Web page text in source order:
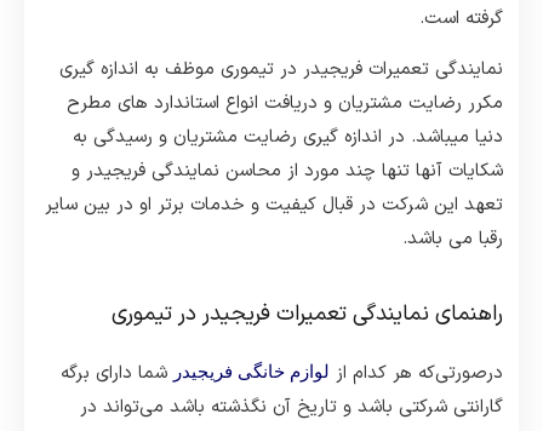
گرفته است.
نمایندگی تعمیرات فریجیدر در تیموری موظف به اندازه گیری
مکرر رضایت مشتریان و دریافت انواع استاندارد های مطرح
دنیا میباشد. در اندازه گیری رضایت مشتریان و رسیدگی به
شکایات آنها تنها چند مورد از محاسن نمایندگی فریجیدر و
تعهد این شرکت در قبال کیفیت و خدمات برتر او در بین سایر
رقبا می باشد.
راهنمای نمایندگی تعمیرات فریجیدر در تیموری
درصورتی‌که هر کدام از لوازم خانگی فریجیدر شما دارای برگه
گارانتی شرکتی باشد و تاریخ آن نگذشته باشد می‌تواند در